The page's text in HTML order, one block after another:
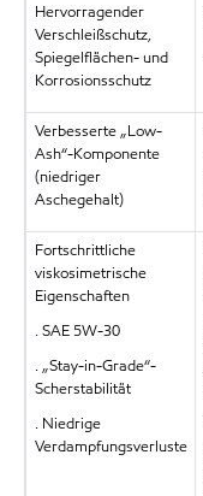
Hervorragender
Verschleißschutz,
Spiegelflächen- und
Korrosionsschutz
Verbesserte „Low-
Ash“-Komponente
(niedriger
Aschegehalt)
Fortschrittliche
viskosimetrische
Eigenschaften
. SAE 5W-30
. „Stay-in-Grade“-
Scherstabilität
. Niedrige
Verdampfungsverluste